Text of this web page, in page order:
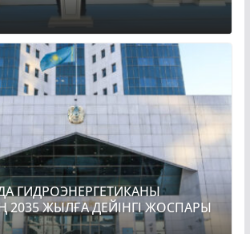
ГИДРОЭНЕРГЕТИКАНЫ
ЖЫЛҒА ДЕЙІНГІ ЖОСПАРЫ